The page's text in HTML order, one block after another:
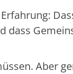
dass
Aber